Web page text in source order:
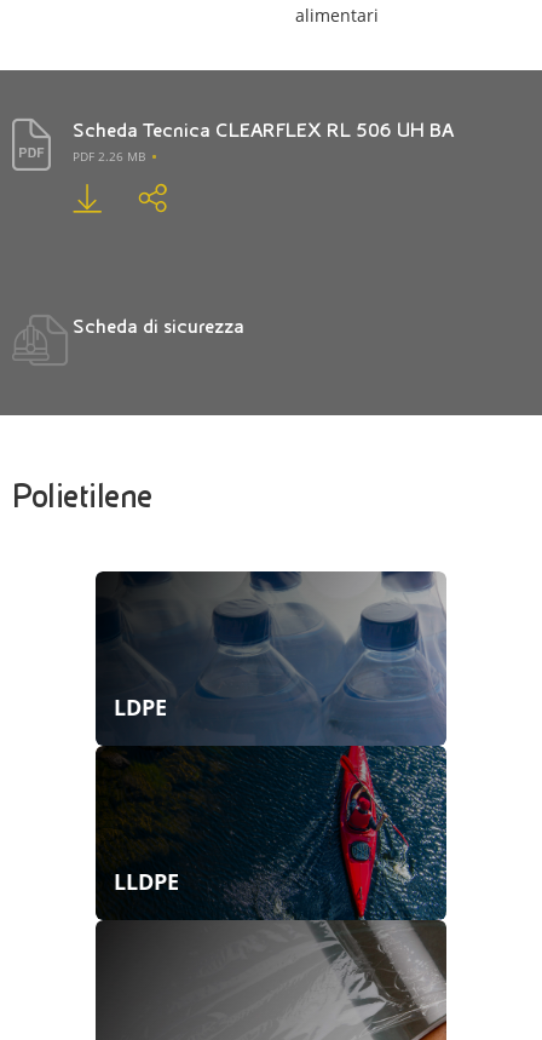
alimentari
Scheda Tecnica CLEARFLEX RL 506 UH BA
PDF 2.26 MB
Scheda di sicurezza
Polietilene
LDPE
LLDPE